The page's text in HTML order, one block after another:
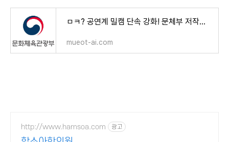
ㅁㅋ? 공연계 밀캠 단속 강화! 문체부 저작권 범죄 과학수사대 투입!
mueot-ai.com
http://www.hamsoa.com 광고